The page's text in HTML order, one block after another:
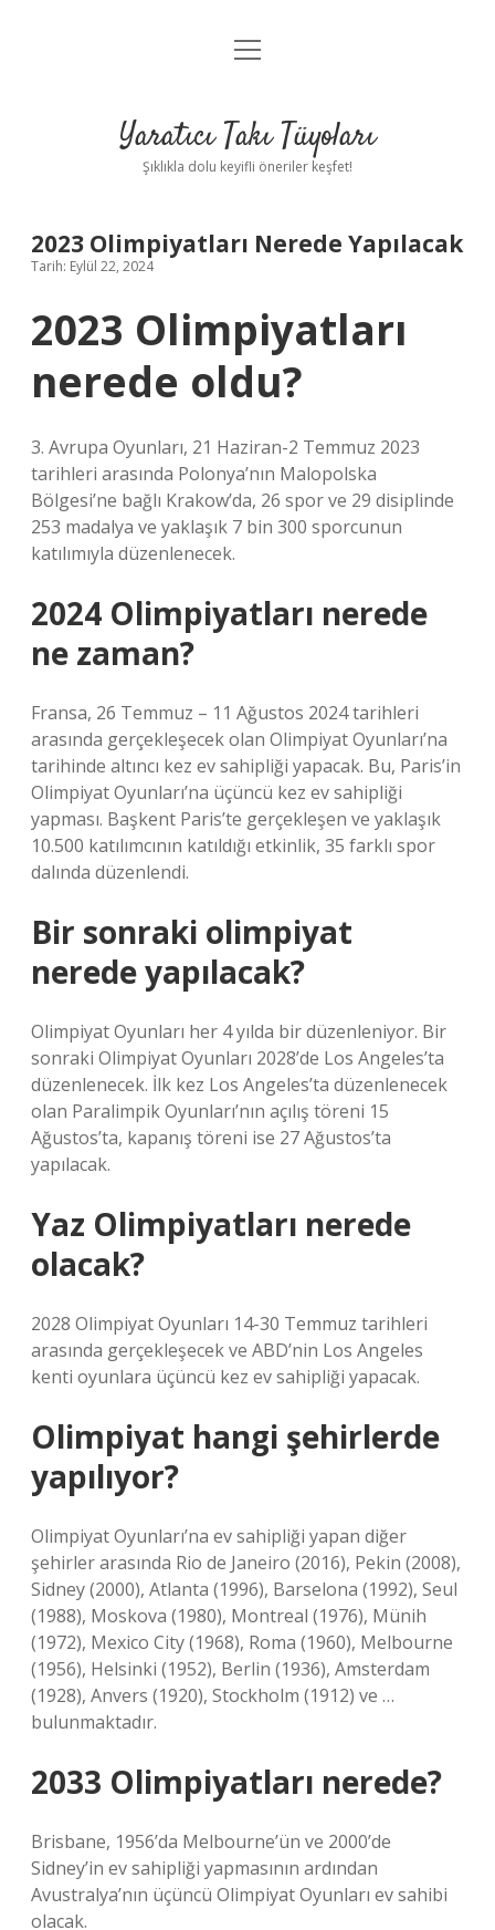
Anasayfa
Yasal Uyarı
menüyü
Yaratıcı Takı Tüyoları
Şıklıkla dolu keyifli öneriler keşfet!
2023 Olimpiyatları Nerede Yapılacak
Tarih: Eylül 22, 2024
2023 Olimpiyatları
nerede oldu?
3. Avrupa Oyunları, 21 Haziran-2 Temmuz 2023
tarihleri ​​arasında Polonya’nın Malopolska
Bölgesi’ne bağlı Krakow’da, 26 spor ve 29 disiplinde
253 madalya ve yaklaşık 7 bin 300 sporcunun
katılımıyla düzenlenecek.
2024 Olimpiyatları nerede
ne zaman?
Fransa, 26 Temmuz – 11 Ağustos 2024 tarihleri ​​
arasında gerçekleşecek olan Olimpiyat Oyunları’na
tarihinde altıncı kez ev sahipliği yapacak. Bu, Paris’in
Olimpiyat Oyunları’na üçüncü kez ev sahipliği
yapması. Başkent Paris’te gerçekleşen ve yaklaşık
10.500 katılımcının katıldığı etkinlik, 35 farklı spor
dalında düzenlendi.
Bir sonraki olimpiyat
nerede yapılacak?
Olimpiyat Oyunları her 4 yılda bir düzenleniyor. Bir
sonraki Olimpiyat Oyunları 2028’de Los Angeles’ta
düzenlenecek. İlk kez Los Angeles’ta düzenlenecek
olan Paralimpik Oyunları’nın açılış töreni 15
Ağustos’ta, kapanış töreni ise 27 Ağustos’ta
yapılacak.
Yaz Olimpiyatları nerede
olacak?
2028 Olimpiyat Oyunları 14-30 Temmuz tarihleri ​​
arasında gerçekleşecek ve ABD’nin Los Angeles
kenti oyunlara üçüncü kez ev sahipliği yapacak.
Olimpiyat hangi şehirlerde
yapılıyor?
Olimpiyat Oyunları’na ev sahipliği yapan diğer
şehirler arasında Rio de Janeiro (2016), Pekin (2008),
Sidney (2000), Atlanta (1996), Barselona (1992), Seul
(1988), Moskova (1980), Montreal (1976), Münih
(1972), Mexico City (1968), Roma (1960), Melbourne
(1956), Helsinki (1952), Berlin (1936), Amsterdam
(1928), Anvers (1920), Stockholm (1912) ve …
bulunmaktadır.
2033 Olimpiyatları nerede?
Brisbane, 1956’da Melbourne’ün ve 2000’de
Sidney’in ev sahipliği yapmasının ardından
Avustralya’nın üçüncü Olimpiyat Oyunları ev sahibi
olacak.